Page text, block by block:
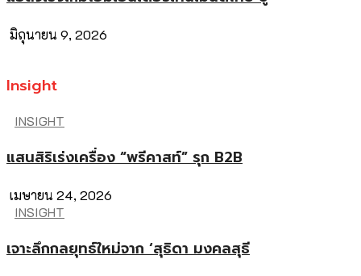
มิถุนายน 9, 2026
Insight
INSIGHT
แสนสิริเร่งเครื่อง “พรีคาสท์” รุก B2B
เมษายน 24, 2026
INSIGHT
เจาะลึกกลยุทธ์ใหม่จาก ‘สุธิดา มงคลสุธี